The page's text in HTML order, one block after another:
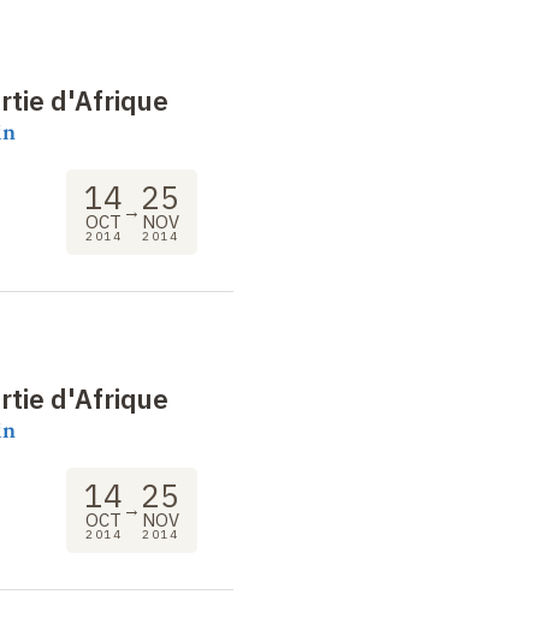
d'Afrique
14
OCT
2014
→ 25
NOV
2014
d'Afrique
14
OCT
2014
→ 25
NOV
2014